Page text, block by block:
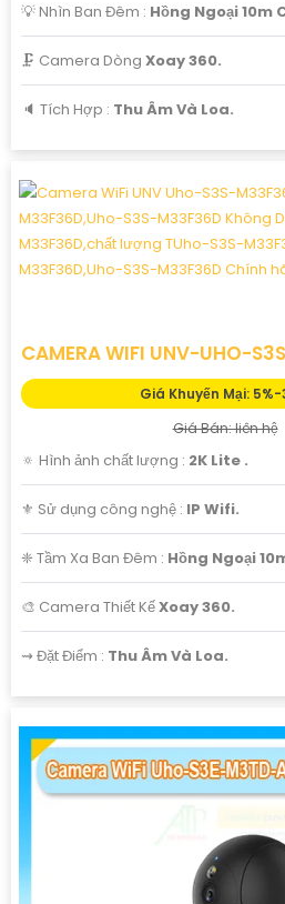
💡 Nhìn Ban Đêm : Hồng Ngoại 10m
🗜️ Camera Dòng Xoay 360.
️🔈 Tích Hợp : Thu Âm Và Loa.
CAMERA WIFI UNV-UHO-
Giá Khuyến Mại: 5%-
Giá Bán: liên hệ
🔅 Hình ảnh chất lượng : 2K Lite .
⚜️ Sử dụng công nghệ : IP Wifi.
❈ Tầm Xa Ban Đêm : Hồng Ngoại
🎨 Camera Thiết KếXoay 360.
️⇝ Đặt Điểm : Thu Âm Và Loa.